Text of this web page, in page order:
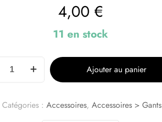
4,00 €
11 en stock
Ajouter au panier
Catégories : Accessoires, Accessoires > Gants